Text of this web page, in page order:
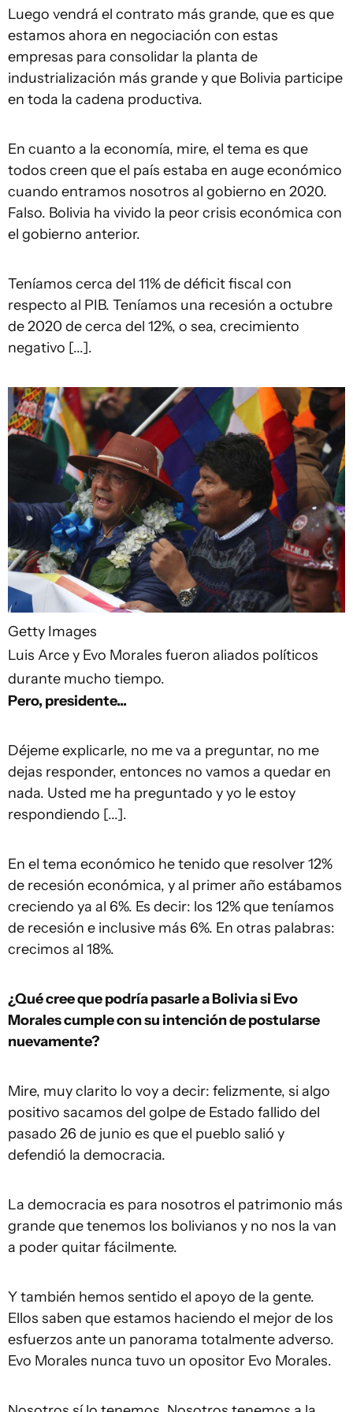
Luego vendrá el contrato más grande, que es que
estamos ahora en negociación con estas
empresas para consolidar la planta de
industrialización más grande y que Bolivia participe
en toda la cadena productiva.
En cuanto a la economía, mire, el tema es que
todos creen que el país estaba en auge económico
cuando entramos nosotros al gobierno en 2020.
Falso. Bolivia ha vivido la peor crisis económica con
el gobierno anterior.
Teníamos cerca del 11% de déficit fiscal con
respecto al PIB. Teníamos una recesión a octubre
de 2020 de cerca del 12%, o sea, crecimiento
negativo [...].
Getty Images
Luis Arce y Evo Morales fueron aliados políticos
durante mucho tiempo.
Pero, presidente...
Déjeme explicarle, no me va a preguntar, no me
dejas responder, entonces no vamos a quedar en
nada. Usted me ha preguntado y yo le estoy
respondiendo [...].
En el tema económico he tenido que resolver 12%
de recesión económica, y al primer año estábamos
creciendo ya al 6%. Es decir: los 12% que teníamos
de recesión e inclusive más 6%. En otras palabras:
crecimos al 18%.
¿Qué cree que podría pasarle a Bolivia si Evo
Morales cumple con su intención de postularse
nuevamente?
Mire, muy clarito lo voy a decir: felizmente, si algo
positivo sacamos del golpe de Estado fallido del
pasado 26 de junio es que el pueblo salió y
defendió la democracia.
La democracia es para nosotros el patrimonio más
grande que tenemos los bolivianos y no nos la van
a poder quitar fácilmente.
Y también hemos sentido el apoyo de la gente.
Ellos saben que estamos haciendo el mejor de los
esfuerzos ante un panorama totalmente adverso.
Evo Morales nunca tuvo un opositor Evo Morales.